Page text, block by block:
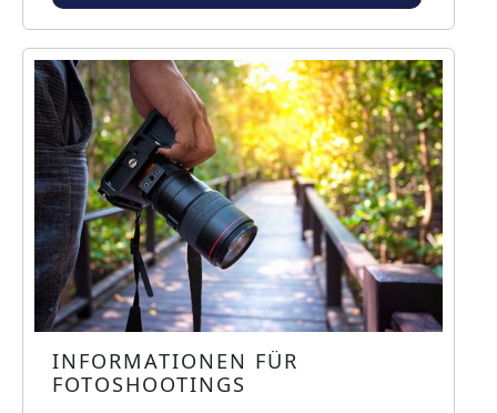
Bild
INFORMATIONEN FÜR
FOTOSHOOTINGS